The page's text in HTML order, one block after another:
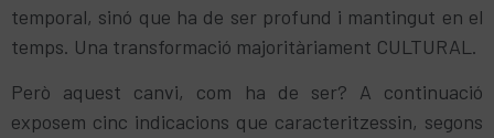
temporal, sinó que ha de ser profund i mantingut en el
temps. Una transformació majoritàriament CULTURAL.
Però aquest canvi, com ha de ser? A continuació
exposem cinc indicacions que caracteritzessin, segons